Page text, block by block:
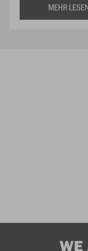
MEHR
WE